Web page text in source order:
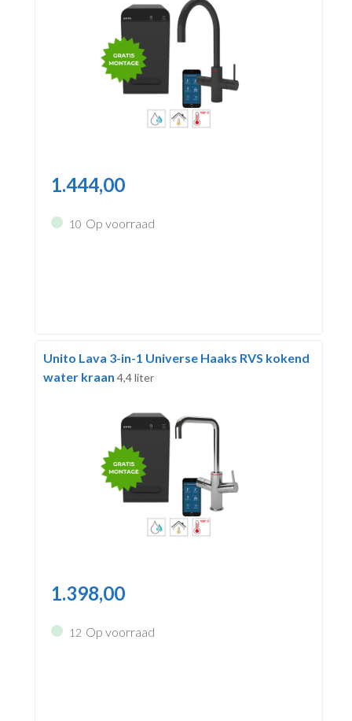
1.444,00
10 Op voorraad
Unito Lava 3-in-1 Universe Haaks RVS kokend
water kraan 4,4 liter
1.398,00
12 Op voorraad